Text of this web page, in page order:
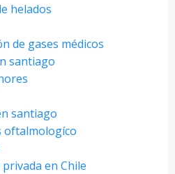
helados
de gases médicos
santiago
santiago
oftalmologíco
en Chile